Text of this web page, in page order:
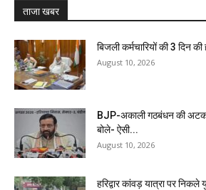
ताजा खबर
बिजली कर्मचारियों की 3 दिन
August 10, 2026
BJP-अकाली गठबंधन की
बोले- ऐसी...
August 10, 2026
हरिद्वार कांवड़ यात्रा पर